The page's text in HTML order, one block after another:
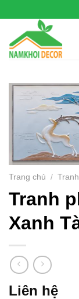
to
content
Trang chủ /
Tranh
Xanh
Liên hệ